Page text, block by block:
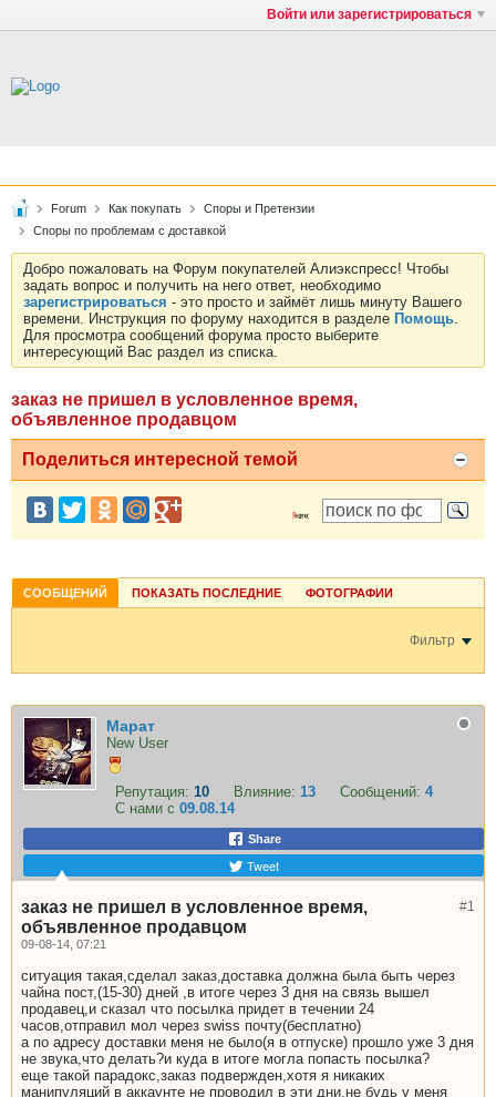
Войти или зарегистрироваться
Forum Как покупать
Споры и Претензии
Споры по проблемам с доставкой
Добро пожаловать на Форум покупателей Алиэкспресс! Чтобы
задать вопрос и получить на него ответ, необходимо
зарегистрироваться - это просто и займёт лишь минуту Вашего
времени. Инструкция по форуму находится в разделе Помощь.
Для просмотра сообщений форума просто выберите
интересующий Вас раздел из списка.
заказ не пришел в условленное время,
объявленное продавцом
Поделиться интересной темой
СООБЩЕНИЙ ПОКАЗАТЬ ПОСЛЕДНИЕ ФОТОГРАФИИ
Фильтр
Марат
New User
Репутация: 10 Влияние: 13 Сообщений: 4
С нами с 09.08.14
Share
Tweet
#1
заказ не пришел в условленное время,
объявленное продавцом
09-08-14, 07:21
ситуация такая,сделал заказ,доставка должна была быть через
чайна пост,(15-30) дней ,в итоге через 3 дня на связь вышел
продавец,и сказал что посылка придет в течении 24
часов,отправил мол через swiss почту(бесплатно)
а по адресу доставки меня не было(я в отпуске) прошло уже 3 дня
не звука,что делать?и куда в итоге могла попасть посылка?
еще такой парадокс,заказ подвержден,хотя я никаких
манипуляций в аккаунте не проводил в эти дни,не будь у меня